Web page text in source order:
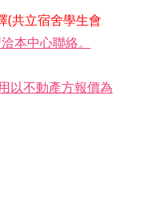
(共立宿舍學生會
本中心聯絡。
以不動產方報價為